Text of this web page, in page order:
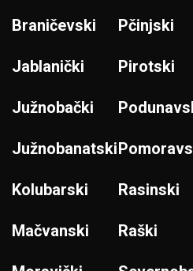
Braničevski
Jablanički
Južnobački
Južnobanatski
Kolubarski
Mačvanski
Pčinjski
Pirotski
Rasinski
Raški